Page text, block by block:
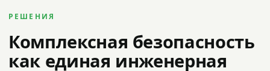
РЕШЕНИЯ
Комплексная безопасность
как единая инженерная